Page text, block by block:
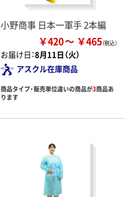
小野商事 日本一軍手 2本編
￥420 ￥465
お届け日：8月11日（火）
アスクル在庫商品
商品タイプ・販売単位違いの商品が3商品あ
ります